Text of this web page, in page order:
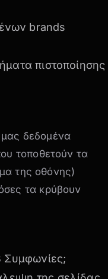
brands
πιστοποίησης
δεδομένα
τοποθετούν τα
της οθόνης)
τα κρύβουν
Συμφωνίες;